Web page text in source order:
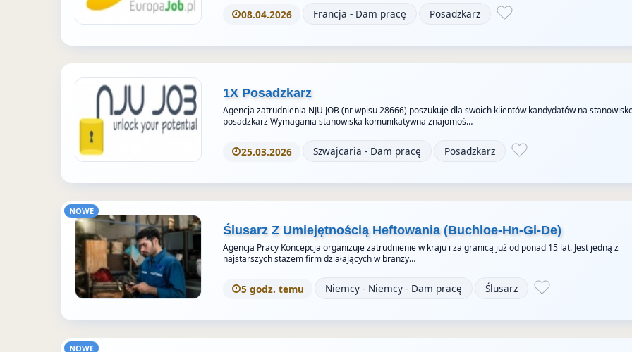
08.04.2026 Francja - Dam pracę Posadzkarz
1X Posadzkarz
Agencja zatrudnienia NJU JOB (nr wpisu 28666) poszukuje dla swoich klientów kandydatów na
posadzkarz Wymagania stanowiska komunikatywna znajomoś…
25.03.2026 Szwajcaria - Dam pracę Posadzkarz
NOWE
Ślusarz Z Umiejętnością Heftowania (Buchloe-Hn-Gl-De)
Agencja Pracy Koncepcja organizuje zatrudnienie w kraju i za granicą już od ponad 15 lat. Jest jedną z
najstarszych stażem firm działających w branży…
5 godz. temu Niemcy - Niemcy - Dam pracę Ślusarz
NOWE